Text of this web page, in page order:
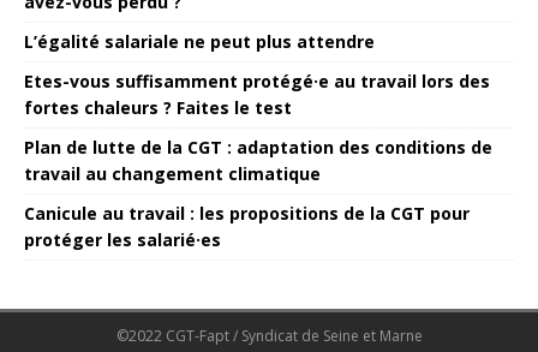
L’égalité salariale ne peut plus attendre
Etes-vous suffisamment protégé·e au travail lors des
fortes chaleurs ? Faites le test
Plan de lutte de la CGT : adaptation des conditions de
travail au changement climatique
Canicule au travail : les propositions de la CGT pour
protéger les salarié·es
©2022 CGT-Fapt / Syndicat de Seine et Marne